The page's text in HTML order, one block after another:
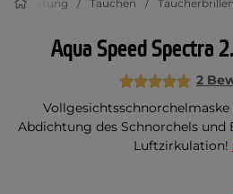
Tauchen
Aqua Speed Spectra
2
Abdichtung des Schnorchels und
Luftzirkulation!